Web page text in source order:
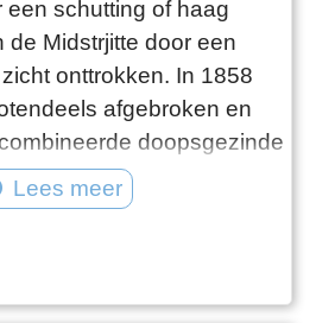
schutting of haag
Midstrjitte door een
onttrokken. In 1858
afgebroken en
doopsgezinde
en Balk verkochten
Twee jaar later werd het
Jaarlijks wordt er op de
Lees meer